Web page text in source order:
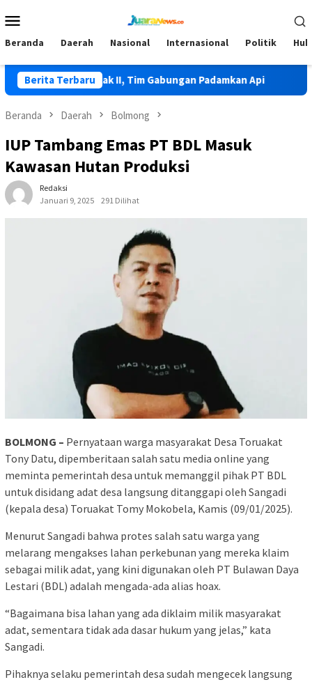
ke
Mobile
Beranda Daerah Nasional Internasional Politik
Berita Terbaru
di Lolak II, Tim Gabungan Padamkan Api HKG PKK
Beranda Daerah Bolmong
IUP Tambang Emas PT BDL Masuk
Kawasan Hutan Produksi
Redaksi
Januari 9, 2025
291 Dilihat
BOLMONG – Pernyataan warga masyarakat Desa Toruakat
Tony Datu, dipemberitaan salah satu media online yang
meminta pemerintah desa untuk memanggil pihak PT BDL
untuk disidang adat desa langsung ditanggapi oleh Sangadi
(kepala desa) Toruakat Tomy Mokobela, Kamis (09/01/2025).
Menurut Sangadi bahwa protes salah satu warga yang
melarang mengakses lahan perkebunan yang mereka klaim
sebagai milik adat, yang kini digunakan oleh PT Bulawan Daya
Lestari (BDL) adalah mengada-ada alias hoax.
“Bagaimana bisa lahan yang ada diklaim milik masyarakat
adat, sementara tidak ada dasar hukum yang jelas,” kata
Sangadi.
Pihaknya selaku pemerintah desa sudah mengecek langsung